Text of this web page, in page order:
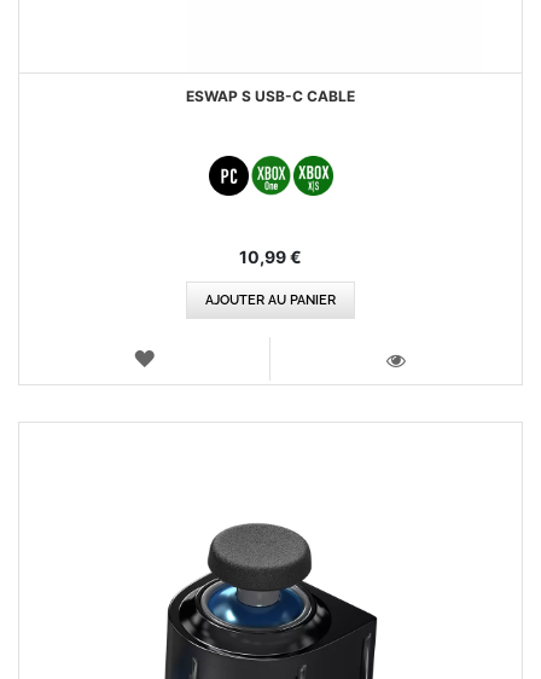
ESWAP S USB-C CABLE
10,99 €
AJOUTER AU PANIER
AJOUTER